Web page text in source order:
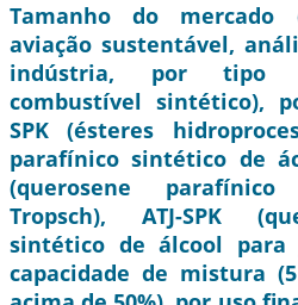
Tamanho do mercado
aviação sustentável,
indústria, por tipo
combustível sintético),
SPK (ésteres
parafínico sintético de
(querosene
Tropsch), ATJ-SPK
sintético de álcool
capacidade de mistura